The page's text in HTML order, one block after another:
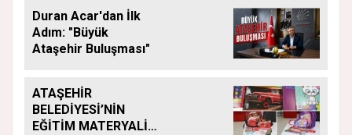
Duran Acar'dan İlk
Adım: "Büyük
Ataşehir Buluşması"
ATAŞEHİR
BELEDİYESİ’NİN
EĞİTİM MATERYALİ